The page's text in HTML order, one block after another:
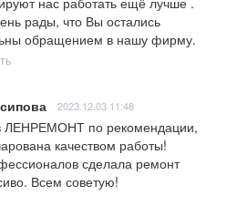
рады, что Вы остались
обращением в нашу фирму.
2023.12.03 11:48
ЛЕНРЕМОНТ по рекомендации,
качеством работы!
сделала ремонт
Всем советую!